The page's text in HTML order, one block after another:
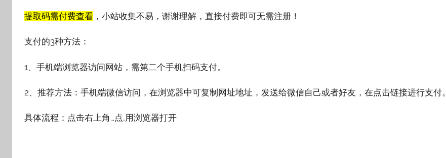
提取码需付费查看 ，小站收集不易，谢谢理解，直接付费即可无需注册！
支付的3种方法：
1、手机端浏览器访问网站，需第二个手机扫码支付。
2、推荐方法：手机端微信访问，在浏览器中可复制网址地址，发送给微信自己或者好友，在点击链接进行支付。
具体流程：点击右上角…点,用浏览器打开